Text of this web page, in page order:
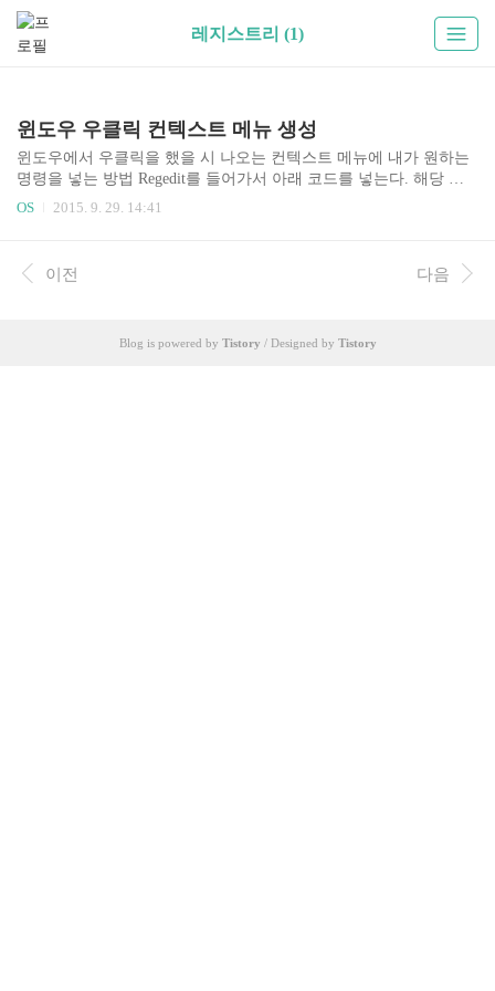
레지스트리 (1)
윈도우 우클릭 컨텍스트 메뉴 생성
윈도우에서 우클릭을 했을 시 나오는 컨텍스트 메뉴에 내가 원하는
명령을 넣는 방법 Regedit를 들어가서 아래 코드를 넣는다. 해당 코
드는 시스템 종료를 예시로 하고 있다. [HKEY_CLASSES_ROOT\Dir
[HKEY_CLASSES_ROOT\Directory\background\shell\SDUI\command]
@="shutdown /p" 해당 코드를 직접 입력하기 귀찮다면 아래 첨부파
OS 2015. 9. 29. 14:41
이전 다음
Blog is powered by Tistory / Designed by Tistory